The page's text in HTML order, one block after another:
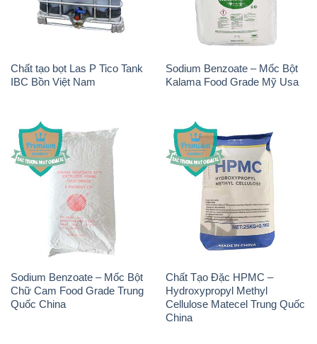
Chất tạo bọt Las P Tico Tank
IBC Bồn Việt Nam
Sodium Benzoate – Mốc Bột
Kalama Food Grade Mỹ Usa
Sodium Benzoate – Mốc Bột
Chữ Cam Food Grade Trung
Quốc China
Chất Tạo Đặc HPMC –
Hydroxypropyl Methyl
Cellulose Matecel Trung Quốc
China